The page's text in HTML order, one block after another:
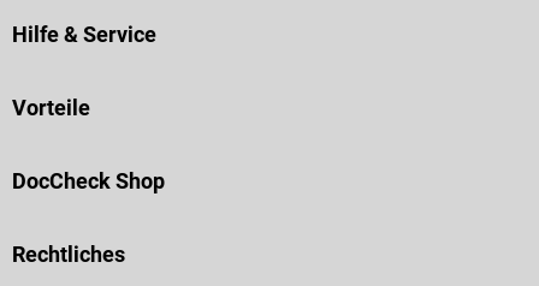
Hilfe & Service
Vorteile
DocCheck Shop
Rechtliches